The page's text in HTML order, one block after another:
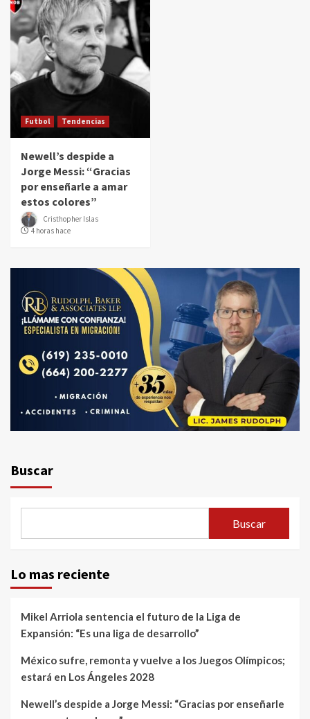
Futbol Tendencias
Newell’s despide a
Jorge Messi: “Gracias
por enseñarle a amar
estos colores”
Cristhopher Islas
4 horas hace
Buscar
Buscar
Lo mas reciente
Mikel Arriola sentencia el futuro de la Liga de
Expansión: “Es una liga de desarrollo”
México sufre, remonta y vuelve a los Juegos Olímpicos;
estará en Los Ángeles 2028
Newell’s despide a Jorge Messi: “Gracias por enseñarle